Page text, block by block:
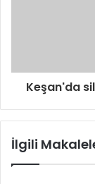
Keşan'da
İlgili